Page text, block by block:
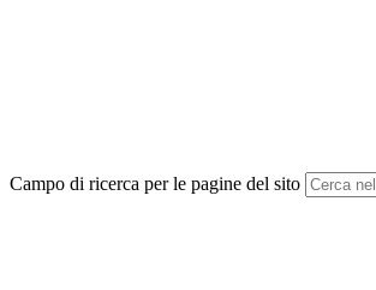
Campo di ricerca per le pagine del sito